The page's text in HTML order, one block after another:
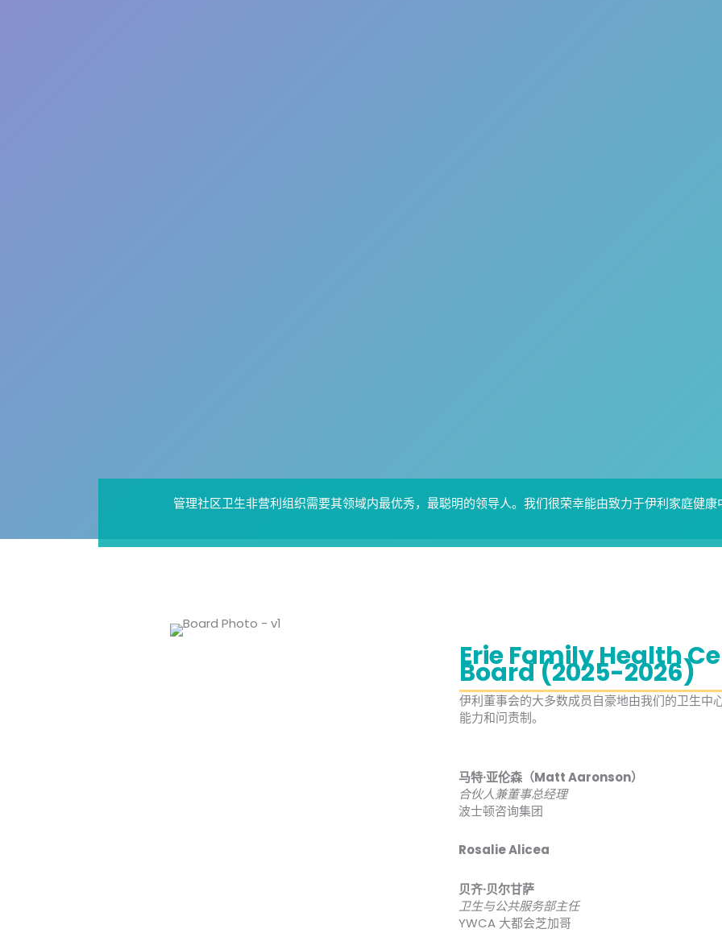
管理社区卫生非营利组织需要其领域内最优秀，最聪明的领导人。我们很荣幸能由致力于伊利家庭健
Erie Family Health
Board (2025-2026)
伊利董事会的大多数成员自豪地由我们的卫生
能力和问责制。
马特·亚伦森（Matt Aaronson）
合伙人兼董事总经理
波士顿咨询集团
Rosalie Alicea
贝齐·贝尔甘萨
卫生与公共服务部主任
YWCA 大都会芝加哥